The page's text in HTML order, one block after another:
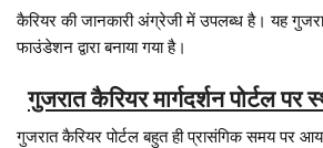
कैरियर की जानकारी अंग्रेजी में उपलब्ध है। यह
फाउंडेशन द्वारा बनाया गया है।
गुजरात कैरियर मार्गदर्शन पोर्टल पर
गुजरात कैरियर पोर्टल बहुत ही प्रासंगिक समय पर